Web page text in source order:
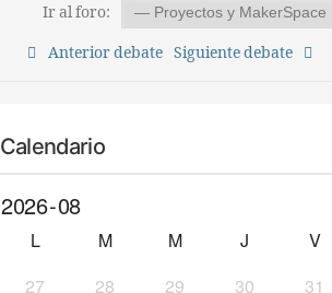
Ir al foro:
Anterior debate Siguiente debate
Calendario
L M M J V
27
28 29 30 31